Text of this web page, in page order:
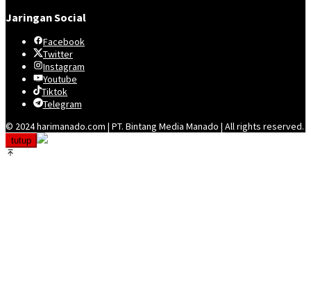
Jaringan Social
Facebook
Twitter
Instagram
Youtube
Tiktok
Telegram
© 2024 harimanado.com | PT. Bintang Media Manado | All rights reserved.
tutup